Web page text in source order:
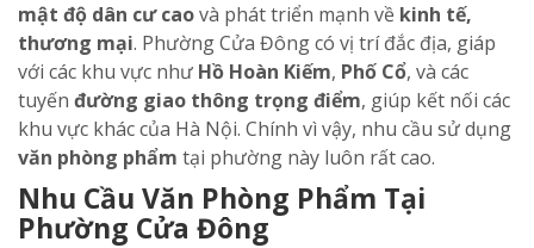
mật độ dân cư caovà phát triển mạnh về kinh tế,
thương mại. Phường Cửa Đông có vị trí đắc địa, giáp
với các khu vực như Hồ Hoàn Kiếm, Phố Cổ, và các
tuyến đường giao thông trọng điểm, giúp kết nối các
khu vực khác của Hà Nội. Chính vì vậy, nhu cầu sử dụng
văn phòng phẩm tại phường này luôn rất cao.
Nhu Cầu Văn Phòng Phẩm Tại
Phường Cửa Đông